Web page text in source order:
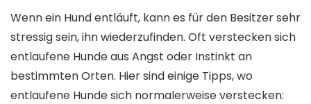
Wenn ein Hund entläuft, kann es für den Besitzer sehr
stressig sein, ihn wiederzufinden. Oft verstecken sich
entlaufene Hunde aus Angst oder Instinkt an
bestimmten Orten. Hier sind einige Tipps, wo
entlaufene Hunde sich normalerweise verstecken: